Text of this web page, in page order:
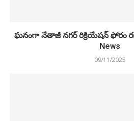
ఘనంగా నేతాజీ నగర్ రిక్రియేషన్ ఫోరం
News
09/11/2025